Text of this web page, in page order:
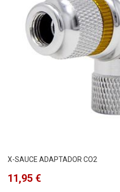
X-SAUCE ADAPTADOR CO2
Precio
11,95 €